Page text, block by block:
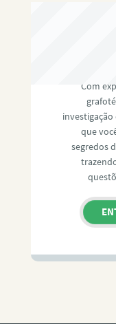
Com
que
segredos